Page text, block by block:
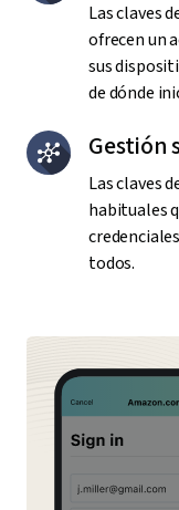
Las claves
ofrecen un
sus
de dónde
Gestión
Las claves
habituales
todos.